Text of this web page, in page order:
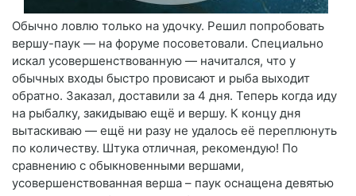
Обычно ловлю только на удочку. Решил попробовать
вершу-паук — на форуме посоветовали. Специально
искал усовершенствованную — начитался, что у
обычных входы быстро провисают и рыба выходит
обратно. Заказал, доставили за 4 дня. Теперь когда иду
на рыбалку, закидываю ещё и вершу. К концу дня
вытаскиваю — ещё ни разу не удалось её переплюнуть
по количеству. Штука отличная, рекомендую! По
сравнению с обыкновенными вершами,
усовершенствованная верша – паук оснащена девятью